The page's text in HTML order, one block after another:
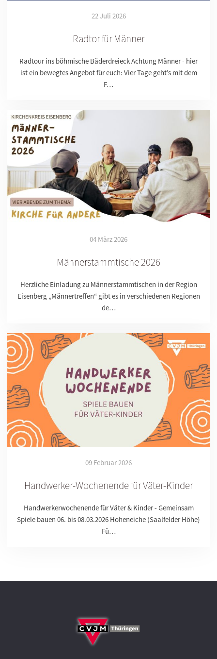
22 Juli 2026
Radtor für Männer
Radtour ins böhmische Bäderdreieck Achtung Männer - hier
ist ein bewegtes Angebot für euch: Vier Tage geht’s mit dem
F…
04 März 2026
Männerstammtische 2026
Herzliche Einladung zu Männerstammtischen in der Region
Eisenberg „Männertreffen“ gibt es in verschiedenen Regionen
de…
09 Februar 2026
Handwerker-Wochenende für Väter-Kinder
Handwerkerwochenende für Väter & Kinder - Gemeinsam
Spiele bauen 06. bis 08.03.2026 Hoheneiche (Saalfelder Höhe)
Fü…